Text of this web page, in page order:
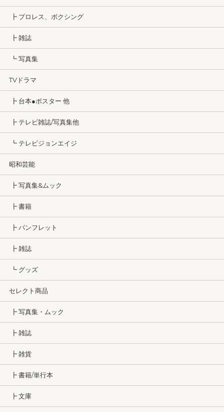
┣ プロレス、ボクシング
┣ 雑誌
┗ 写真集
TVドラマ
┣ 台本●ポスター 他
┣ テレビ雑誌/写真集他
┗ テレビジョンエイジ
昭和芸能
┣ 写真集&ムック
┣ 書籍
┣ パンフレット
┣ 雑誌
┗ グッズ
セレクト商品
┣ 写真集・ムック
┣ 雑誌
┣ 雑貨
┣ 書籍/単行本
┣ 文庫